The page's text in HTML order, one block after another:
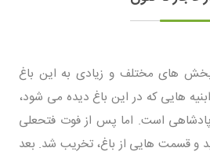
بخش های مختلف و زیادی به این باغ
هایی که در این باغ دیده می شود،
است. اما پس از فوت فتحعلی
و قسمت هایی از باغ، تخریب شد. بعد